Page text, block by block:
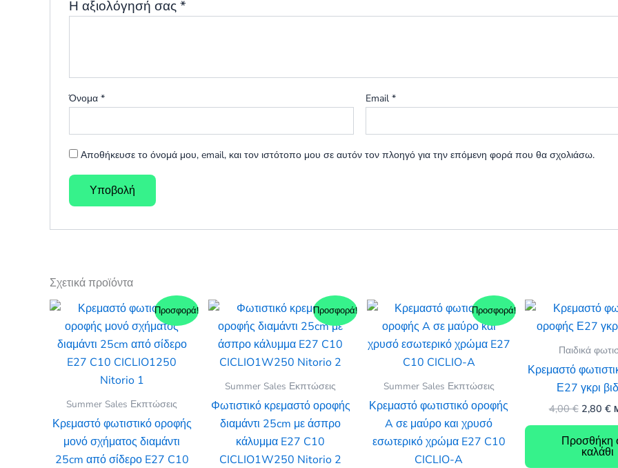
Η αξιολόγησή σας*
Όνομα * Email *
Αποθήκευσε το όνομά μου, email, και τον ιστότοπο μου σε αυτόν τον πλοηγό για την επόμενη φορά που θα σχολιάσω.
Σχετικά προϊόντα
Προσφορά!
Summer Sales Εκπτώσεις
Κρεμαστό φωτιστικό οροφής
μονό σχήματος διαμάντι
25cm από σίδερο E27 C10
Προσφορά!
Summer Sales Εκπτώσεις
Φωτιστικό κρεμαστό οροφής
διαμάντι 25cm με άσπρο
κάλυμμα E27 C10
CICLIO1W250 Nitorio 2
Προσφορά!
Summer Sales Εκπτώσεις
Κρεμαστό φωτιστικό οροφής
A σε μαύρο και χρυσό
εσωτερικό χρώμα E27 C10
CICLIO-A
Παιδικά
Κρεμαστό
Ε27 γκρι
4,00€ Original
was:
4,00 €.
2,80 €Η
Προσθήκη
καλάθι